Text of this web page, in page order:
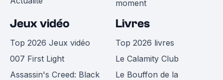
moment
Jeux vidéo
Top 2026 Jeux vidéo
007 First Light
Assassin's Creed: Black
Livres
Top 2026 livres
Le Calamity Club
Le Bouffon de la